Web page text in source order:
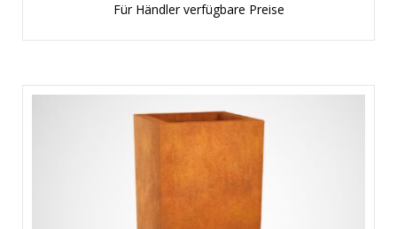
Für Händler verfügbare Preise